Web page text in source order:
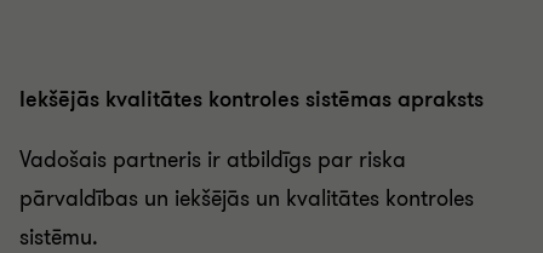
Iekšējās kvalitātes kontroles sistēmas apraksts
Vadošais partneris ir atbildīgs par riska
pārvaldības un iekšējās un kvalitātes kontroles
sistēmu.